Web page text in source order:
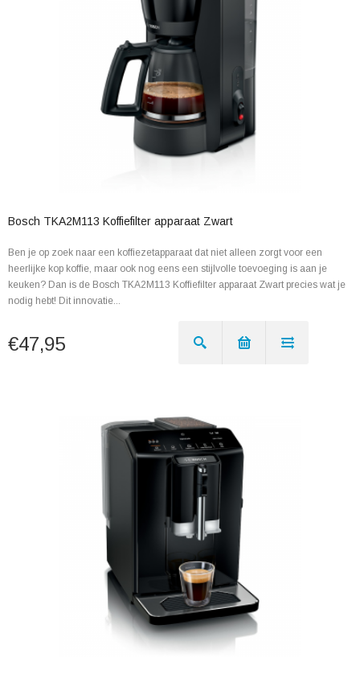
Bosch TKA2M113 Koffiefilter apparaat Zwart
Ben je op zoek naar een koffiezetapparaat dat niet alleen zorgt voor een
heerlijke kop koffie, maar ook nog eens een stijlvolle toevoeging is aan je
keuken? Dan is de Bosch TKA2M113 Koffiefilter apparaat Zwart precies wat je
nodig hebt! Dit innovatie...
€47,95